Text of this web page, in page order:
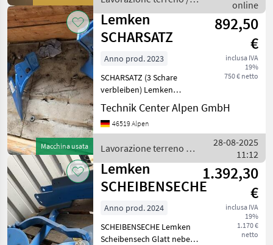
Lemken
online
Macchina usata
Lemken
SCHARSATZ
892,50
€
inclusa IVA
19%
750 € netto
Anno prod. 2023
SCHARSATZ (3 Schare
verbleiben) Lemken
Wechselscharsatz
Scharvariante:
Gänsefußschar KG 35 H 3
Leicht angefahren aus
Vorführungen Lavor
Technik Center Alpen GmbH
46519 Alpen
Lavorazione terreno /
Lemken
28-08-2025
11:12
Lemken
SCHEIBENSECHE
1.392,30
€
inclusa IVA
19%
1.170 €
netto
Anno prod. 2024
SCHEIBENSECHE Lemken
Scheibensech Glatt neben